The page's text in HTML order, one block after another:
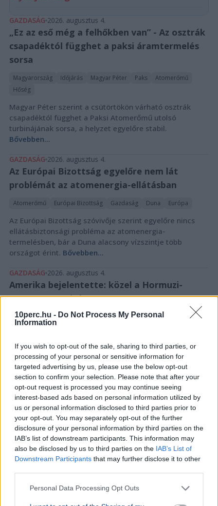
10perc.hu - Do Not Process My Personal
Information
If you wish to opt-out of the sale, sharing to third parties, or
processing of your personal or sensitive information for
targeted advertising by us, please use the below opt-out
section to confirm your selection. Please note that after your
opt-out request is processed you may continue seeing
interest-based ads based on personal information utilized by
us or personal information disclosed to third parties prior to
your opt-out. You may separately opt-out of the further
disclosure of your personal information by third parties on the
IAB’s list of downstream participants. This information may
also be disclosed by us to third parties on the IAB’s List of
Downstream Participants that may further disclose it to other
Personal Data Processing Opt Outs
GAZDASÁG 2026. augusztus 4.
„Ez az eső még a felhőkben van” - Az osztrák
csapadéktól függhet a paksi áramtermelés
sorsa
Magyarország Időjárás Magyar Péter Paks
Atomerőmű
Hőség
Magyar Péter szerint a csütörtökön várható osztrák
csapadéktól függhet a Paksi Atomerőmű utolsó
turbinájának sorsa, a helyzet egyelőre stabil.
Bővebben...
GAZDASÁG 2026. augusztus 4.
Az Európai Bizottság egyelőre nem lát
problémát az atomenergia-ellátásban
Atomerőmű Európai Bizottság Gazdaság Duna Európa
Az Európai Bizottság szóvivője szerint egyelőre nincs
ellátásbiztonsági probléma az atomenergia-
termelésben, bár a Duna alacsony vízszintje több
országot érint. Bővebben...
GAZDASÁG 2026. augusztus 4.
Amerika bejelentette: közel a Hormuzi-
szoros megnyitása
Egyesült Államok Irán Kőolaj Gazdaság Hormuzi-szoros
Scott Bessent amerikai pénzügyminiszter szerint még